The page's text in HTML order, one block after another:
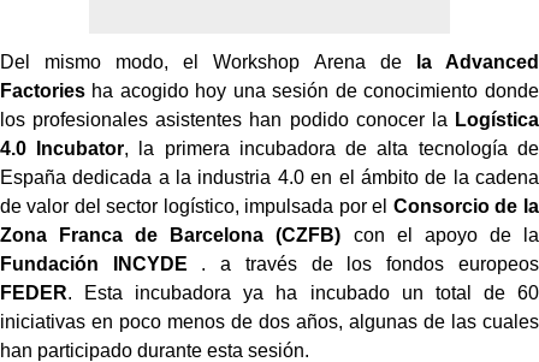
Del mismo modo, el Workshop Arena de
la Advanced
Factories ha acogido hoy una sesión de conocimiento donde
los profesionales asistentes han podido conocer la Logística
4.0 Incubator, la primera incubadora de alta tecnología de
España dedicada a la industria 4.0 en el ámbito de la cadena
de valor del sector logístico, impulsada por el Consorcio de la
Zona Franca de Barcelona (CZFB) con el apoyo de la
Fundación INCYDE . a través de los fondos europeos
FEDER. Esta incubadora ya ha incubado un total de 60
iniciativas en poco menos de dos años, algunas de las cuales
han participado durante esta sesión.